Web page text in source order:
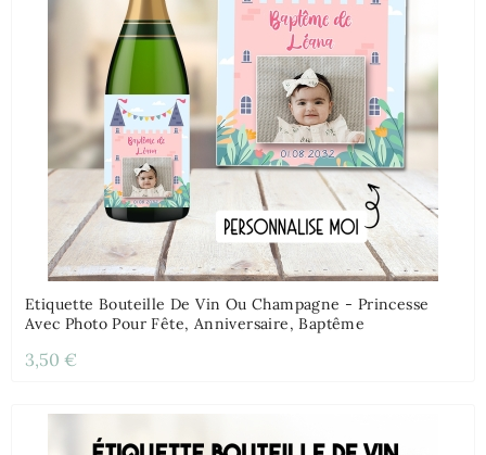
Etiquette Bouteille De Vin Ou Champagne - Princesse
Avec Photo Pour Fête, Anniversaire, Baptême
3,50 €